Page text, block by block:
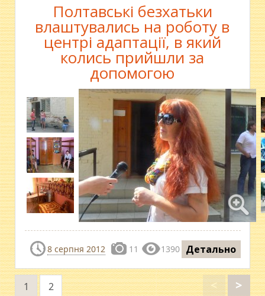
Полтавські безхатьки
влаштувались на роботу в
центрі адаптації, в який
колись прийшли за
допомогою
8 серпня 2012 11 1390 Детально
<
1 2 >